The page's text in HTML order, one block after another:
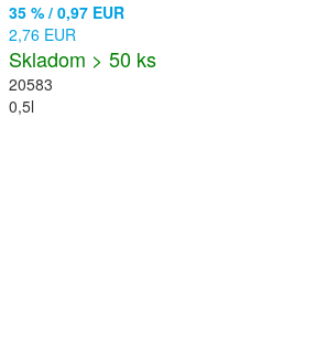
35 % / 0,97 EUR
2,76 EUR
Skladom > 50 ks
20583
0,5l